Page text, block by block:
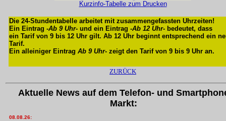
Kurzinfo-Tabelle zum Drucken
Die 24-Stundentabelle arbeitet mit zusammengefassten Uhrzeiten!
Ein Eintrag -Ab 9 Uhr- und ein Eintrag -Ab 12 Uhr- bedeutet, dass
ein Tarif von 9 bis 12 Uhr gilt. Ab 12 Uhr beginnt entsprechend ein
Tarif.
Ein alleiniger Eintrag Ab 9 Uhr- zeigt den Tarif von 9 bis 9 Uhr an.
ZURÜCK
Aktuelle News auf dem Telefon- und
Markt:
08.08.26: